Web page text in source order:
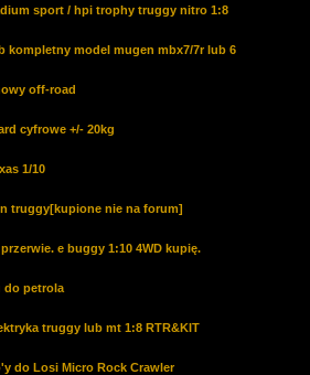
sport / hpi trophy truggy nitro 1:8
kompletny model mugen mbx7/7r lub 6
off-road
cyfrowe +/- 20kg
1/10
truggy[kupione nie na forum]
e buggy 1:10 4WD kupię.
do petrola
truggy lub mt 1:8 RTR&KIT
do Losi Micro Rock Crawler